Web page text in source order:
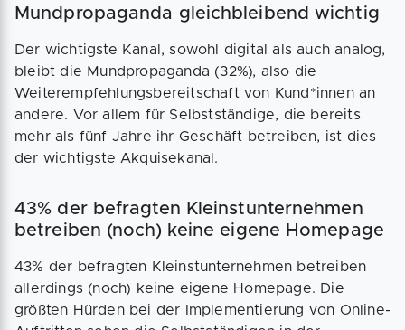
Mundpropaganda gleichbleibend wichtig
Der wichtigste Kanal, sowohl digital als auch analog,
bleibt die Mundpropaganda (32%), also die
Weiterempfehlungsbereitschaft von Kund*innen an
andere. Vor allem für Selbstständige, die bereits
mehr als fünf Jahre ihr Geschäft betreiben, ist dies
der wichtigste Akquisekanal.
43% der befragten Kleinstunternehmen
betreiben (noch) keine eigene Homepage
43% der befragten Kleinstunternehmen betreiben
allerdings (noch) keine eigene Homepage. Die
größten Hürden bei der Implementierung von Online-